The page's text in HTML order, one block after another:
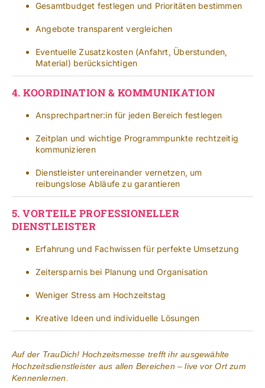
Gesamtbudget festlegen und Prioritäten bestimmen
Angebote transparent vergleichen
Eventuelle Zusatzkosten (Anfahrt, Überstunden,
Material) berücksichtigen
4.KOORDINATION & KOMMUNIKATION
Ansprechpartner:in für jeden Bereich festlegen
Zeitplan und wichtige Programmpunkte rechtzeitig
kommunizieren
Dienstleister untereinander vernetzen, um
reibungslose Abläufe zu garantieren
5.VORTEILE PROFESSIONELLER
DIENSTLEISTER
Erfahrung und Fachwissen für perfekte Umsetzung
Zeitersparnis bei Planung und Organisation
Weniger Stress am Hochzeitstag
Kreative Ideen und individuelle Lösungen
Auf der TrauDich! Hochzeitsmesse trefft ihr ausgewählte
Hochzeitsdienstleister aus allen Bereichen – live vor Ort zum
Kennenlernen.